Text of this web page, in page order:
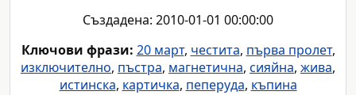
Създадена: 2010-01-01 00:00:00
Ключови фрази: 20 март, честита, първа пролет,
изключително, пъстра, магнетична, сияйна, жива,
истинска, картичка, пеперуда, къпина